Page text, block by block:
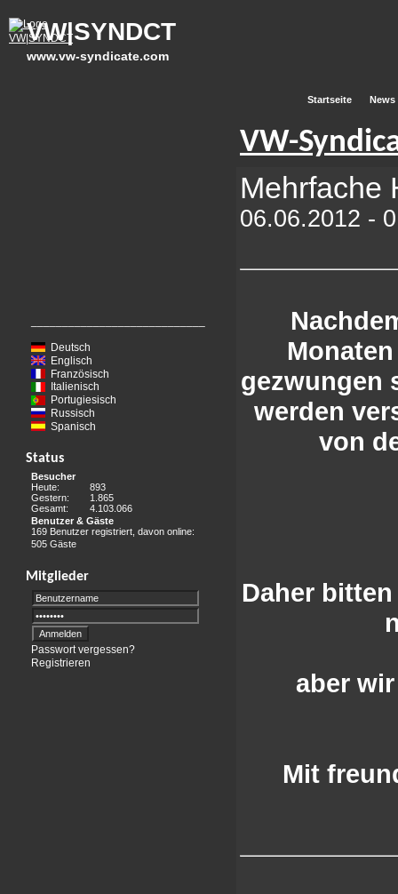
VW|SYNDCT
www.vw-syndicate.com
Startseite News
Deutsch
Englisch
Französisch
Italienisch
Portugiesisch
Russisch
Spanisch
Status
Besucher
Heute:
893
Gestern:
1.865
Gesamt:
4.103.066
Benutzer & Gäste
169 Benutzer registriert, davon online:
505 Gäste
Mitglieder
Passwort vergessen?
Registrieren
VW-
Mehrfache
06.06.2012 -
gezwungen
werden
von
Daher
aber
Mit